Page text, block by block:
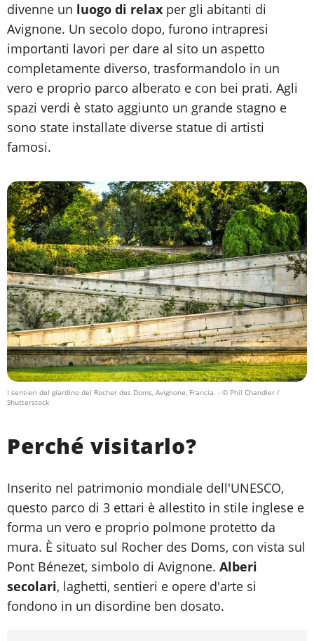
divenne un luogo di relax per gli abitanti di
Avignone. Un secolo dopo, furono intrapresi
importanti lavori per dare al sito un aspetto
completamente diverso, trasformandolo in un
vero e proprio parco alberato e con bei prati. Agli
spazi verdi è stato aggiunto un grande stagno e
sono state installate diverse statue di artisti
famosi.
I sentieri del giardino del Rocher des Doms, Avignone, Francia. - © Phil Chandler /
Shutterstock
Perché visitarlo?
Inserito nel patrimonio mondiale dell'UNESCO,
questo parco di 3 ettari è allestito in stile inglese e
forma un vero e proprio polmone protetto da
mura. È situato sul Rocher des Doms, con vista sul
Pont Bénezet, simbolo di Avignone. Alberi
secolari, laghetti, sentieri e opere d'arte si
fondono in un disordine ben dosato.